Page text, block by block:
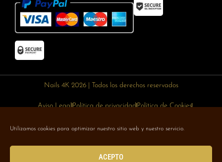
Utilizamos cookies para optimizar nuestro sitio web y nuestro servicio.
ACEPTO
Nails 4K 2026 | Todos los derechos reservados
Aviso LegalPolítica de privacidadPolítica de Cookies